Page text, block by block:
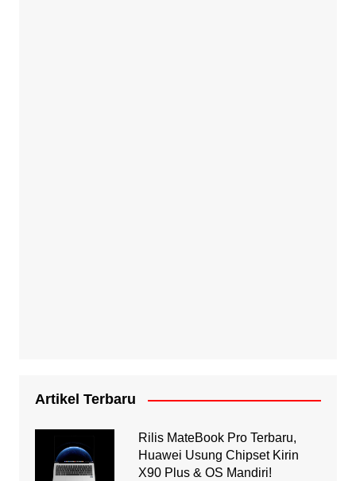
Artikel Terbaru
Rilis MateBook Pro Terbaru,
Huawei Usung Chipset Kirin
X90 Plus & OS Mandiri!